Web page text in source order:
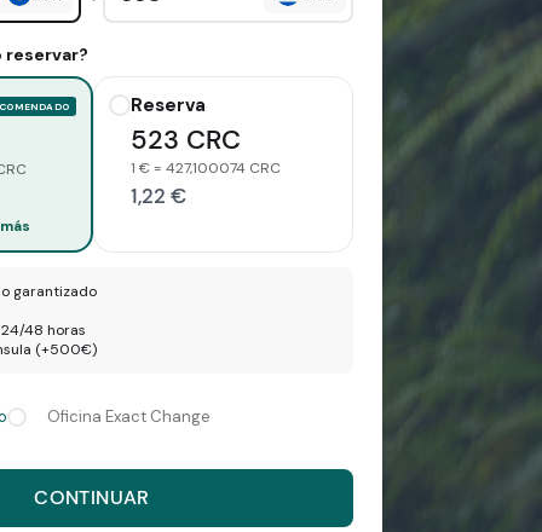
reservar?
Reserva
523 CRC
1 € = 427,100074 CRC
1,22 €
garantizado
48 horas
(+500€)
Oficina Exact Change
1,22 euros.
CONTINUAR